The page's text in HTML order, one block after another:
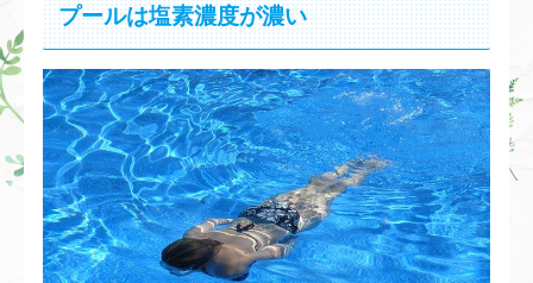
プールは塩素濃度が濃い